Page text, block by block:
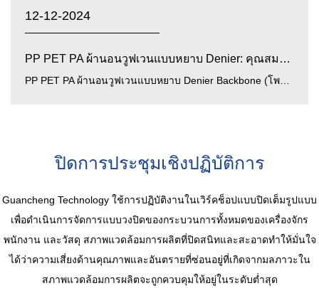
12-12-2024
PP PET PA ผ้านอนวูฟเวนแบบหยาบ Denier: คุณสมบัติของวัสดุ...
ปิดการประชุมเชิงปฏิบัติการ
Guancheng Technology ใช้การปฏิบัติงานในเวิร์คช็อปแบบปิดเต็มรูปแบบ
เพื่อดำเนินการจัดการแบบวงปิดของกระบวนการทั้งหมดของเครื่องจักร
พนักงาน และวัสดุ สภาพแวดล้อมการผลิตที่ปิดสนิทและสะอาดทำให้มั่นใจ
ได้ว่าความเสี่ยงด้านคุณภาพและอันตรายที่ซ่อนอยู่ที่เกิดจากมลภาวะใน
สภาพแวดล้อมการผลิตจะถูกควบคุมให้อยู่ในระดับต่ำสุด